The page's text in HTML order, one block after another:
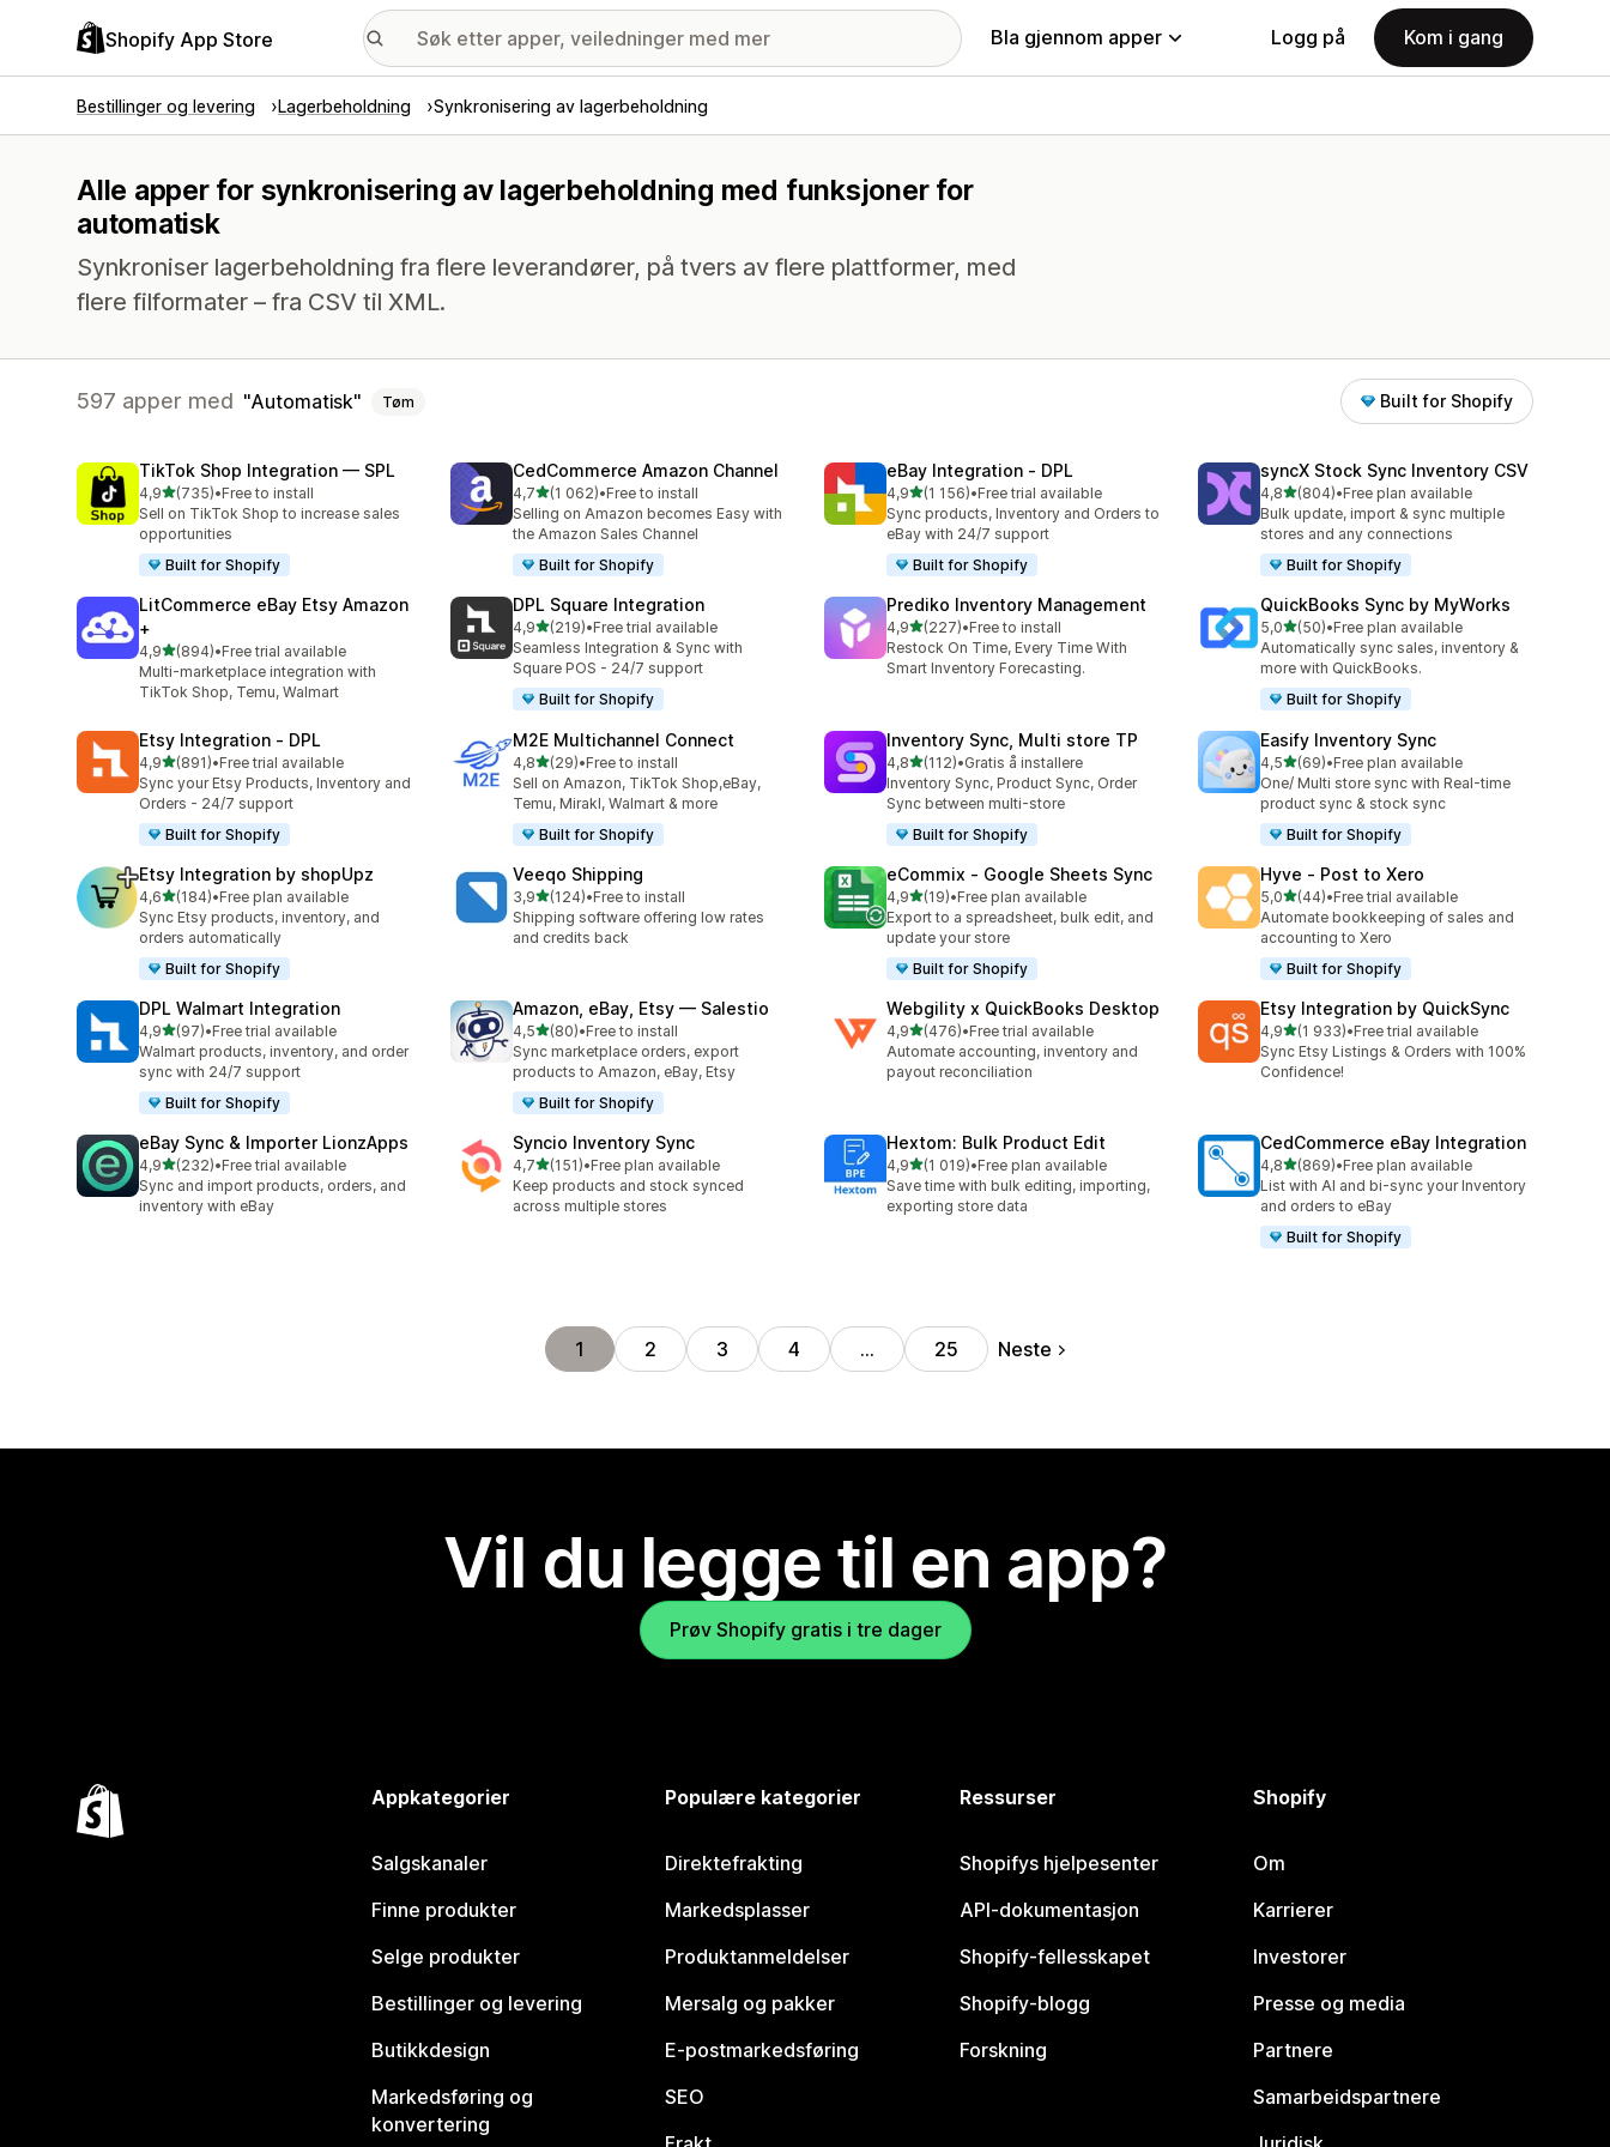
Shopify App Store Bla gjennom apper Logg på Kom i gang
Bestillinger og levering Lagerbeholdning Synkronisering av lagerbeholdning
Alle apper for synkronisering av lagerbeholdning med funksjoner for
automatisk
Synkroniser lagerbeholdning fra flere leverandører, på tvers av flere plattformer, med
flere filformater – fra CSV til XML.
597 apper med Automatisk Tøm Built for Shopify
TikTok Shop Integration — SPL
4,9av 5 stjerner
(735)
Totalt 735 omtaler
•Free to install
Sell on TikTok Shop to increase sales
opportunities
Built for Shopify
CedCommerce Amazon Channel
4,7av 5 stjerner
(1 062)
Totalt 1062 omtaler
•Free to install
Selling on Amazon becomes Easy with
the Amazon Sales Channel
Built for Shopify
eBay Integration ‑ DPL
4,9av 5 stjerner
(1 156)
Totalt 1156 omtaler
•Free trial available
Sync products, Inventory and Orders to
eBay with 24/7 support
Built for Shopify
syncX Stock Sync Inventory CSV
4,8av 5 stjerner
(804)
Totalt 804 omtaler
•Free plan available
Bulk update, import & sync multiple
stores and any connections
Built for Shopify
LitCommerce eBay Etsy Amazon
+
4,9av 5 stjerner
(894)
Totalt 894 omtaler
•Free trial available
Multi-marketplace integration with
TikTok Shop, Temu, Walmart
DPL Square Integration
4,9av 5 stjerner
(219)
Totalt 219 omtaler
•Free trial available
Seamless Integration & Sync with
Square POS - 24/7 support
Built for Shopify
Prediko Inventory Management
4,9av 5 stjerner
(227)
Totalt 227 omtaler
•Free to install
Restock On Time, Every Time With
Smart Inventory Forecasting.
QuickBooks Sync by MyWorks
5,0av 5 stjerner
(50)
Totalt 50 omtaler
•Free plan available
Automatically sync sales, inventory &
more with QuickBooks.
Built for Shopify
Etsy Integration ‑ DPL
4,9av 5 stjerner
(891)
Totalt 891 omtaler
•Free trial available
Sync your Etsy Products, Inventory and
Orders - 24/7 support
Built for Shopify
M2E Multichannel Connect
4,8av 5 stjerner
(29)
Totalt 29 omtaler
•Free to install
Sell on Amazon, TikTok Shop,eBay,
Temu, Mirakl, Walmart & more
Built for Shopify
Inventory Sync, Multi store TP
4,8av 5 stjerner
(112)
Totalt 112 omtaler
•Gratis å installere
Inventory Sync, Product Sync, Order
Sync between multi-store
Built for Shopify
Easify Inventory Sync
4,5av 5 stjerner
(69)
Totalt 69 omtaler
•Free plan available
One/ Multi store sync with Real-time
product sync & stock sync
Built for Shopify
Etsy Integration by shopUpz
4,6av 5 stjerner
(184)
Totalt 184 omtaler
•Free plan available
Sync Etsy products, inventory, and
orders automatically
Built for Shopify
Veeqo Shipping
3,9av 5 stjerner
(124)
Totalt 124 omtaler
•Free to install
Shipping software offering low rates
and credits back
eCommix ‑ Google Sheets Sync
4,9av 5 stjerner
(19)
Totalt 19 omtaler
•Free plan available
Export to a spreadsheet, bulk edit, and
update your store
Built for Shopify
Hyve ‑ Post to Xero
5,0av 5 stjerner
(44)
Totalt 44 omtaler
•Free trial available
Automate bookkeeping of sales and
accounting to Xero
Built for Shopify
DPL Walmart Integration
4,9av 5 stjerner
(97)
Totalt 97 omtaler
•Free trial available
Walmart products, inventory, and order
sync with 24/7 support
Built for Shopify
Amazon, eBay, Etsy — Salestio
4,5av 5 stjerner
(80)
Totalt 80 omtaler
•Free to install
Sync marketplace orders, export
products to Amazon, eBay, Etsy
Built for Shopify
Webgility x QuickBooks Desktop
4,9av 5 stjerner
(476)
Totalt 476 omtaler
•Free trial available
Automate accounting, inventory and
payout reconciliation
Etsy Integration by QuickSync
4,9av 5 stjerner
(1 933)
Totalt 1933 omtaler
•Free trial available
Sync Etsy Listings & Orders with 100%
Confidence!
eBay Sync & Importer LionzApps
4,9av 5 stjerner
(232)
Totalt 232 omtaler
•Free trial available
Sync and import products, orders, and
inventory with eBay
Syncio Inventory Sync
4,7av 5 stjerner
(151)
Totalt 151 omtaler
•Free plan available
Keep products and stock synced
across multiple stores
Hextom: Bulk Product Edit
4,9av 5 stjerner
(1 019)
Totalt 1019 omtaler
•Free plan available
Save time with bulk editing, importing,
exporting store data
CedCommerce eBay Integration
4,8av 5 stjerner
(869)
Totalt 869 omtaler
•Free plan available
List with AI and bi-sync your Inventory
and orders to eBay
Built for Shopify
1 2 3 4 … 25 Neste
Vil du legge til en app?
Prøv Shopify gratis i tre dager
Appkategorier
Salgskanaler
Finne produkter
Selge produkter
Bestillinger og levering
Butikkdesign
Markedsføring og
konvertering
Populære kategorier
Direktefrakting
Markedsplasser
Produktanmeldelser
Mersalg og pakker
E-postmarkedsføring
SEO
Ressurser
Shopifys hjelpesenter
API-dokumentasjon
Shopify-fellesskapet
Shopify-blogg
Forskning
Shopify
Om
Karrierer
Investorer
Presse og media
Partnere
Samarbeidspartnere